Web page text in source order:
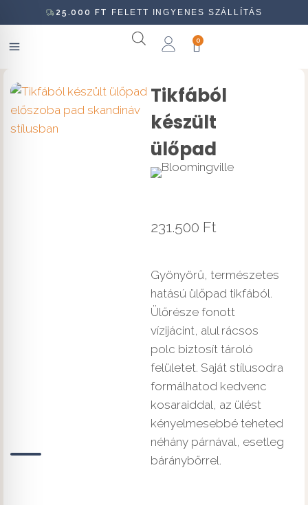
25.000 FT FELETT INGYENES SZÁLLÍTÁS
0
Tikfából
készült
ülőpad
231.500 Ft
Gyönyörű, természetes
hatású ülőpad tikfából.
Ülőrésze fonott
vízijácint, alul rácsos
polc biztosít tároló
felületet. Saját stílusodra
formálhatod kedvenc
kosaraiddal, az ülést
kényelmesebbé teheted
néhány párnával, esetleg
báránybőrrel.